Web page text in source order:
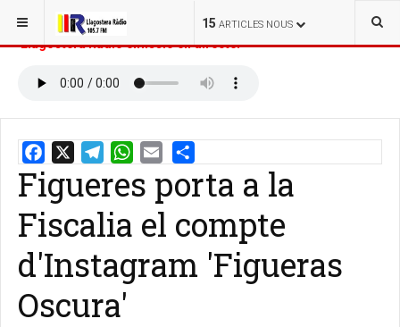
15 ARTICLES NOUS
ESTÀS AQUÍ: INICI
Llagostera Ràdio emissió en directe:
Figueres porta a la
Fiscalia el compte
d'Instagram 'Figueras
Oscura'